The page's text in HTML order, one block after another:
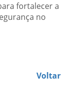
fortalecer a
no
Voltar